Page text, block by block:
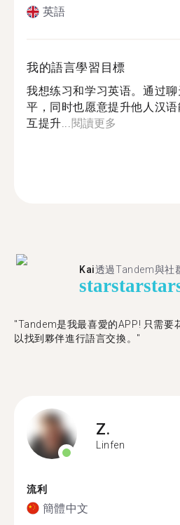
英語
我的語言學習目標
我想练习和学习英语。通过
平，同时也愿意提升他人汉
互提升...閱讀更多
Kai透過Tandem與社
starstarstar
"Tandem是我最喜愛的APP! 只需要
以找到夥伴進行語言交換。"
Z.
Linfen
流利
簡體中文